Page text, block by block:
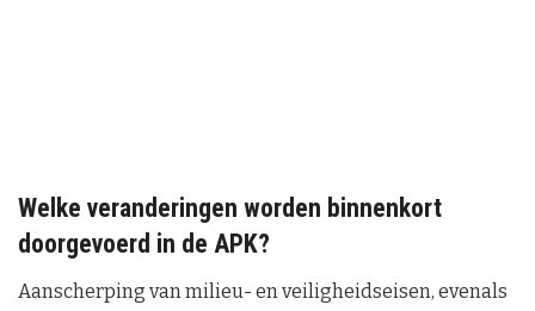
Welke veranderingen worden binnenkort
doorgevoerd in de APK?
Aanscherping van milieu- en veiligheidseisen, evenals